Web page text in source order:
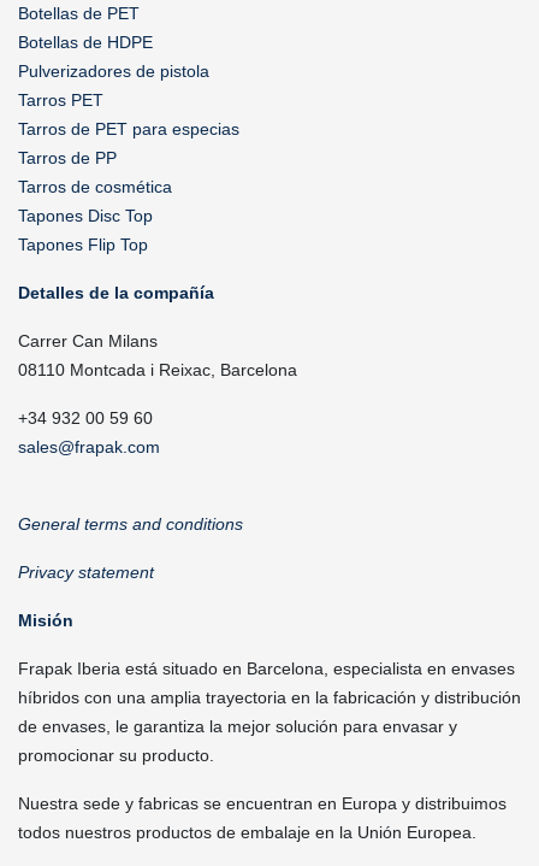
Botellas de PET
Botellas de HDPE
Pulverizadores de pistola
Tarros PET
Tarros de PET para especias
Tarros de PP
Tarros de cosmética
Tapones Disc Top
Tapones Flip Top
Detalles de la compañía
Carrer Can Milans
08110 Montcada i Reixac, Barcelona
+34 932 00 59 60
sales@frapak.com
General terms and conditions
Privacy statement
Misión
Frapak Iberia está situado en Barcelona, especialista en envases
híbridos con una amplia trayectoria en la fabricación y distribución
de envases, le garantiza la mejor solución para envasar y
promocionar su producto.
Nuestra sede y fabricas se encuentran en Europa y distribuimos
todos nuestros productos de embalaje en la Unión Europea.